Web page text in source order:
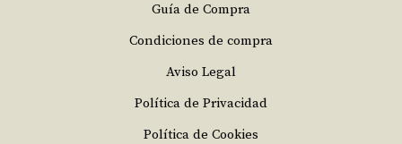
Guía de Compra
Condiciones de compra
Aviso Legal
Política de Privacidad
Política de Cookies